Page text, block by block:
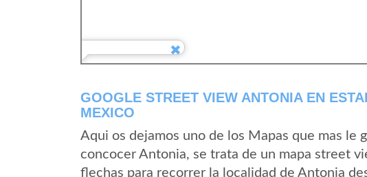
GOOGLE STREET VIEW ANTONIA EN
MEXICO
Aqui os dejamos uno de los Mapas que mas le
concocer Antonia, se trata de un mapa street
flechas para recorrer la localidad de Antonia